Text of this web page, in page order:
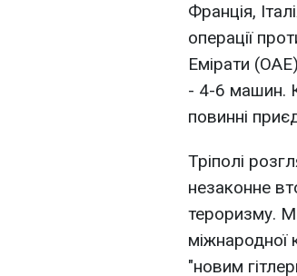
Франція,
операції
Емірати
- 4-6 машин.
повинні
Тріполі
незаконне
тероризму.
міжнародної
"новим